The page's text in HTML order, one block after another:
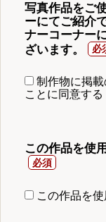
写真作品をご
ーにてご紹介
ナーコーナー
ざいます。
制作物に掲
ことに同意する
この作品を使
この作品を